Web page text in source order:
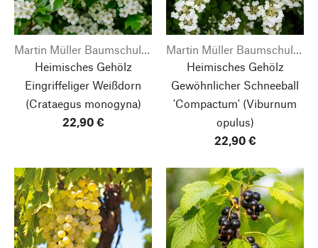
Martin Müller Baumschulen
Heimisches Gehölz
Eingriffeliger Weißdorn
(Crataegus monogyna)
22,90 €
Martin Müller Baumschulen
Heimisches Gehölz
Gewöhnlicher Schneeball
'Compactum' (Viburnum
opulus)
22,90 €